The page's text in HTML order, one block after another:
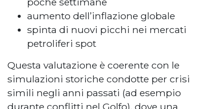
aumento dell’inflazione globale
spinta di nuovi picchi nei mercati
petroliferi spot
Questa valutazione è coerente con le
simulazioni storiche condotte per crisi
simili negli anni passati (ad esempio
durante conflitti nel Golfo), dove una